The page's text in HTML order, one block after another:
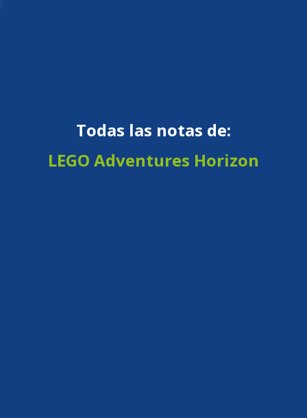
Todas las notas de:
LEGO Adventures Horizon